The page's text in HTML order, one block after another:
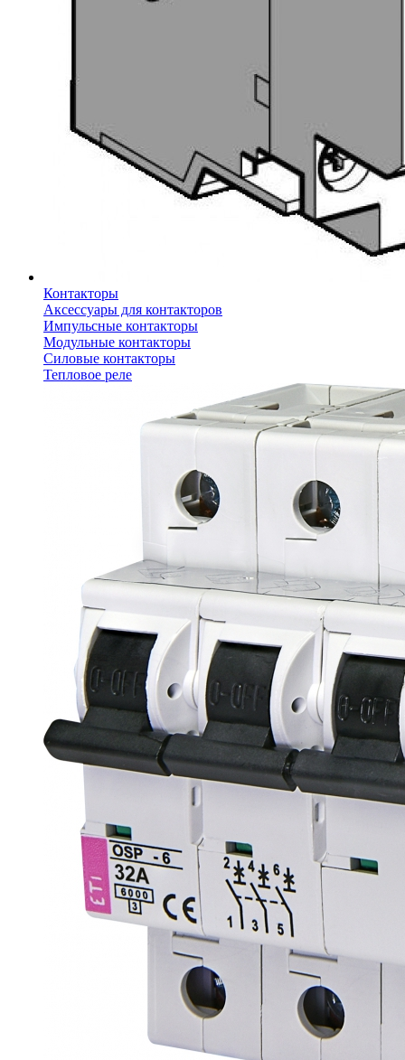
Контакторы
Аксессуары для контакторов
Импульсные контакторы
Модульные контакторы
Силовые контакторы
Тепловое реле